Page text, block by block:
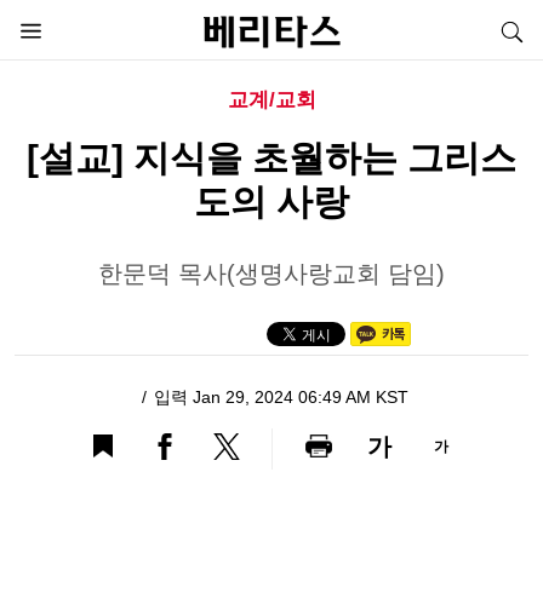
교계/교회
[설교] 지식을 초월하는 그리스
도의 사랑
한문덕 목사(생명사랑교회 담임)
입력 Jan 29, 2024 06:49 AM KST
가 가